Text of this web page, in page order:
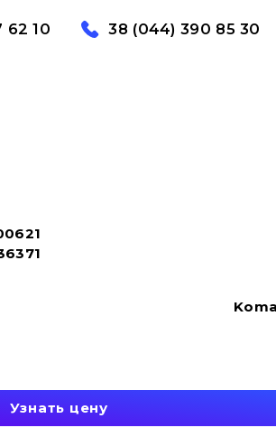
62 10 38 (044) 390 85 30
Узнать цену